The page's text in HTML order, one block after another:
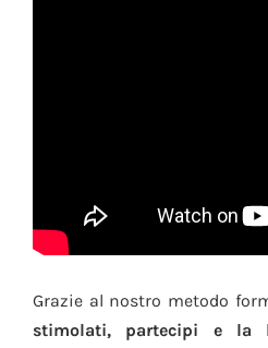
Grazie al nostro metodo
stimolati, partecipi e la